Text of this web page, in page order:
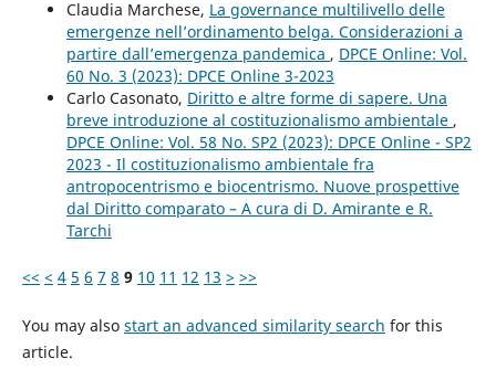
Claudia Marchese, La governance multilivello delle
emergenze nell’ordinamento belga. Considerazioni a
partire dall’emergenza pandemica , DPCE Online: Vol.
60 No. 3 (2023): DPCE Online 3-2023
Carlo Casonato, Diritto e altre forme di sapere. Una
breve introduzione al costituzionalismo ambientale ,
DPCE Online: Vol. 58 No. SP2 (2023): DPCE Online - SP2
2023 - Il costituzionalismo ambientale fra
antropocentrismo e biocentrismo. Nuove prospettive
dal Diritto comparato – A cura di D. Amirante e R.
Tarchi
<< < 4 5 6 7 8 9 10 11 12 13 > >>
You may also start an advanced similarity search for this
article.